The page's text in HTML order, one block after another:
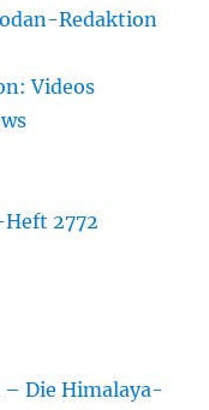
Redaktion
Videos
2772
– Die Himalaya-